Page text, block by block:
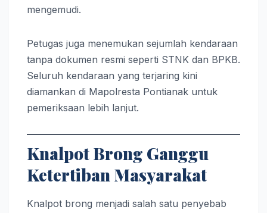
mengemudi.
Petugas juga menemukan sejumlah kendaraan
tanpa dokumen resmi seperti STNK dan BPKB.
Seluruh kendaraan yang terjaring kini
diamankan di Mapolresta Pontianak untuk
pemeriksaan lebih lanjut.
Knalpot Brong Ganggu
Ketertiban Masyarakat
Knalpot brong menjadi salah satu penyebab